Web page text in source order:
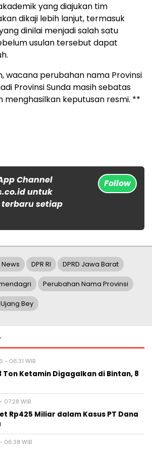
yang diajukan tim
dikaji lebih lanjut, termasuk
dinilai menjadi salah satu
usulan tersebut dapat
wacana perubahan nama Provinsi
Provinsi Sunda masih sebatas
menghasilkan keputusan resmi. **
Channel
untuk
setiap
Follow
DPR RI DPRD Jawa Barat
Perubahan Nama Provinsi
Ujang Bey
- 06:31 WIB
Ton Ketamin Digagalkan di Bintan, 8
07:28 WIB
Rp425 Miliar dalam Kasus PT Dana
06:38 WIB